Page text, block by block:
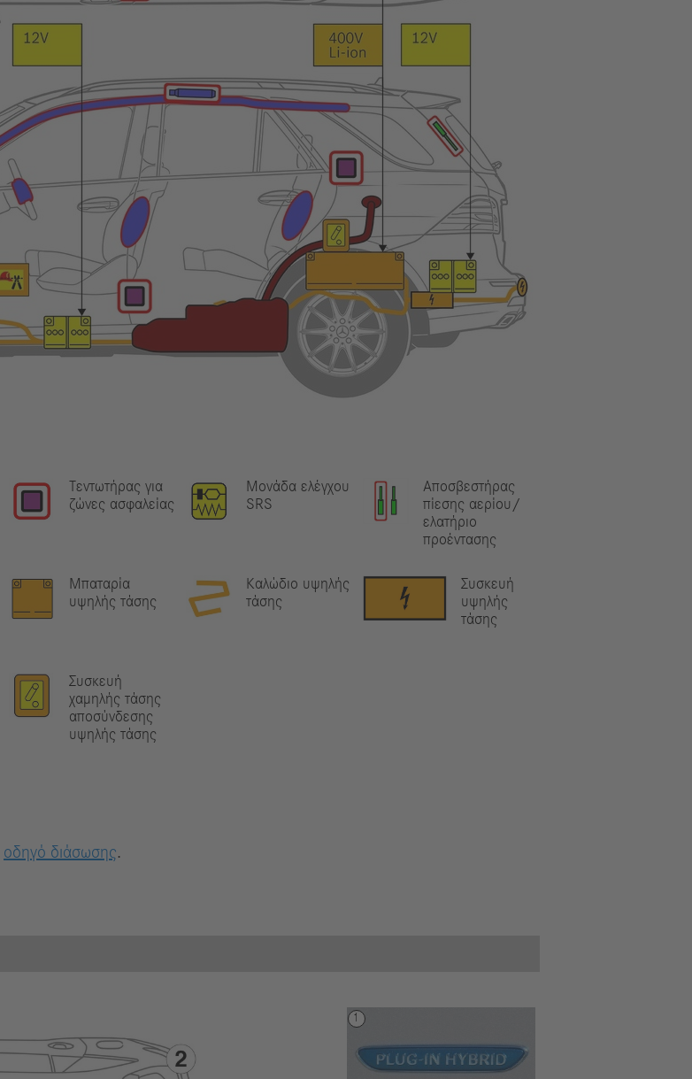
Τεντωτήρας για
ζώνες ασφαλείας
Μονάδα ελέγχου
SRS
Αποσβεστήρας
πίεσης αερίου/
ελατήριο
προέντασης
Μπαταρία
υψηλής τάσης
Καλώδιο υψηλής
τάσης
Συσκευή
υψηλής
τάσης
Συσκευή
χαμηλής τάσης
αποσύνδεσης
υψηλής τάσης
οδηγό διάσωσης.